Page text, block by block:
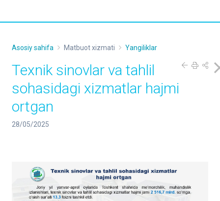
Asosiy sahifa Matbuot xizmati Yangiliklar
Texnik sinovlar va tahlil
sohasidagi xizmatlar hajmi
ortgan
28/05/2025